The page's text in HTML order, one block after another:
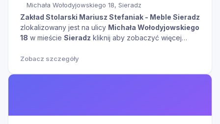
Michała Wołodyjowskiego 18, Sieradz
Zakład Stolarski Mariusz Stefaniak - Meble Sieradz
zlokalizowany jest na ulicy Michała Wołodyjowskiego
18 w mieście Sieradz kliknij aby zobaczyć więcej
Zobacz szczegóły